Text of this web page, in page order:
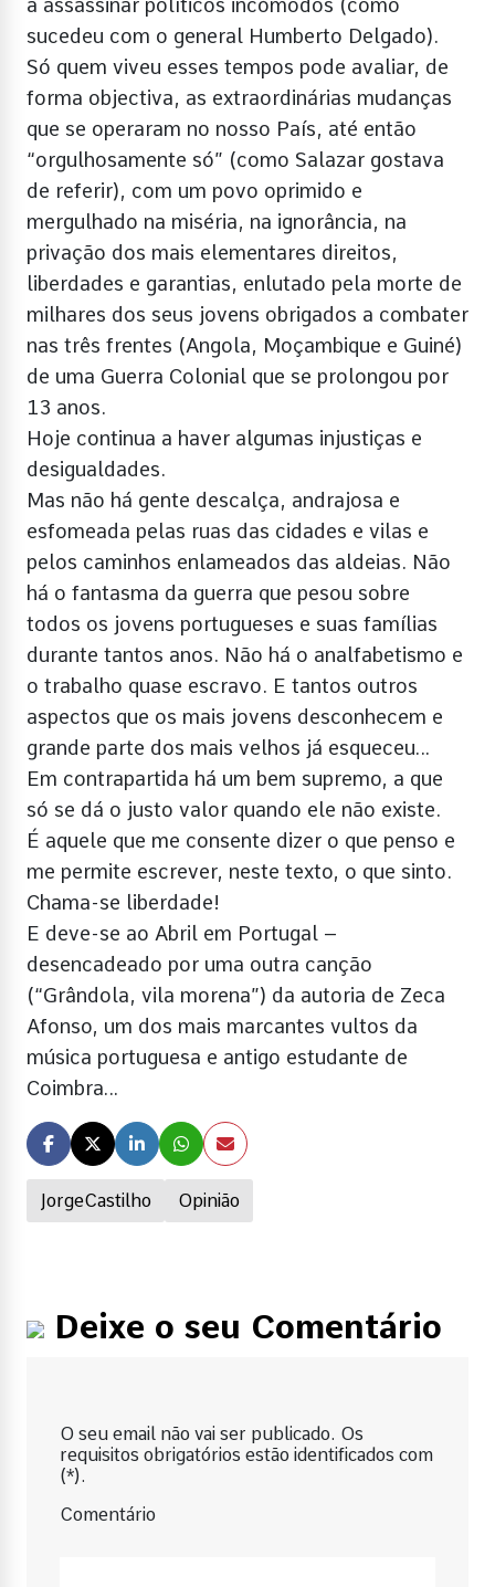
JorgeCastilho Opinião
a assassinar políticos incómodos (como
sucedeu com o general Humberto Delgado).
Só quem viveu esses tempos pode avaliar, de
forma objectiva, as extraordinárias mudanças
que se operaram no nosso País, até então
“orgulhosamente só” (como Salazar gostava
de referir), com um povo oprimido e
mergulhado na miséria, na ignorância, na
privação dos mais elementares direitos,
liberdades e garantias, enlutado pela morte de
milhares dos seus jovens obrigados a combater
nas três frentes (Angola, Moçambique e Guiné)
de uma Guerra Colonial que se prolongou por
13 anos.
Hoje continua a haver algumas injustiças e
desigualdades.
Mas não há gente descalça, andrajosa e
esfomeada pelas ruas das cidades e vilas e
pelos caminhos enlameados das aldeias. Não
há o fantasma da guerra que pesou sobre
todos os jovens portugueses e suas famílias
durante tantos anos. Não há o analfabetismo e
o trabalho quase escravo. E tantos outros
aspectos que os mais jovens desconhecem e
grande parte dos mais velhos já esqueceu…
Em contrapartida há um bem supremo, a que
só se dá o justo valor quando ele não existe.
É aquele que me consente dizer o que penso e
me permite escrever, neste texto, o que sinto.
Chama-se liberdade!
E deve-se ao Abril em Portugal –
desencadeado por uma outra canção
(“Grândola, vila morena”) da autoria de Zeca
Afonso, um dos mais marcantes vultos da
música portuguesa e antigo estudante de
Coimbra…
Deixe o seu Comentário
O seu email não vai ser publicado. Os
requisitos obrigatórios estão identificados com
(*).
Comentário